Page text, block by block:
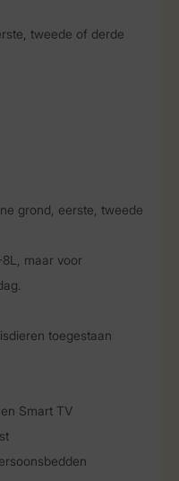
tweede of derde
grond, eerste, tweede
maar voor
toegestaan
Smart TV